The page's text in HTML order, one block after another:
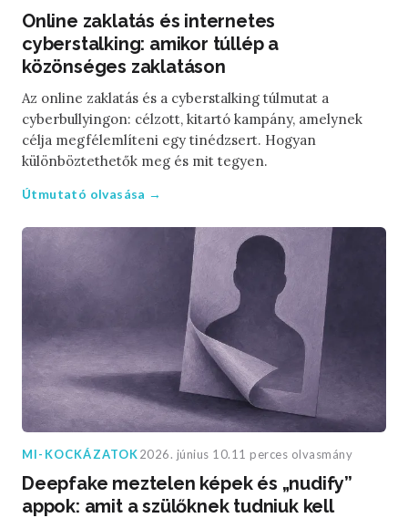
Online zaklatás és internetes
cyberstalking: amikor túllép a
közönséges zaklatáson
Az online zaklatás és a cyberstalking túlmutat a
cyberbullyingon: célzott, kitartó kampány, amelynek
célja megfélemlíteni egy tinédzsert. Hogyan
különböztethetők meg és mit tegyen.
Útmutató olvasása →
MI-KOCKÁZATOK2026. június 10.11 perces olvasmány
Deepfake meztelen képek és „nudify”
appok: amit a szülőknek tudniuk kell